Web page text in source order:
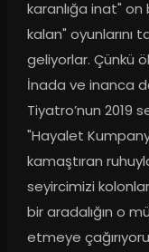
karanlığa inat" on
kalan" oyunlarını
geliyorlar. Çünkü
İnada ve inanca
Tiyatro’nun 2019
"Hayalet
kamaştıran
seyircimizi
bir aradalığın o
etmeye